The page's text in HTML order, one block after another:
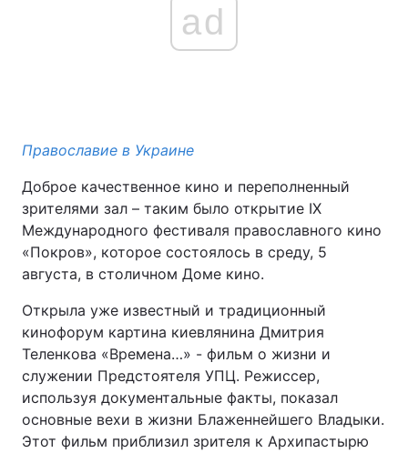
ad
Православие в Украине
Доброе качественное кино и переполненный
зрителями зал – таким было открытие IX
Международного фестиваля православного кино
«Покров», которое состоялось в среду, 5
августа, в столичном Доме кино.
Открыла уже известный и традиционный
кинофорум картина киевлянина Дмитрия
Теленкова «Времена…» - фильм о жизни и
служении Предстоятеля УПЦ. Режиссер,
используя документальные факты, показал
основные вехи в жизни Блаженнейшего Владыки.
Этот фильм приблизил зрителя к Архипастырю